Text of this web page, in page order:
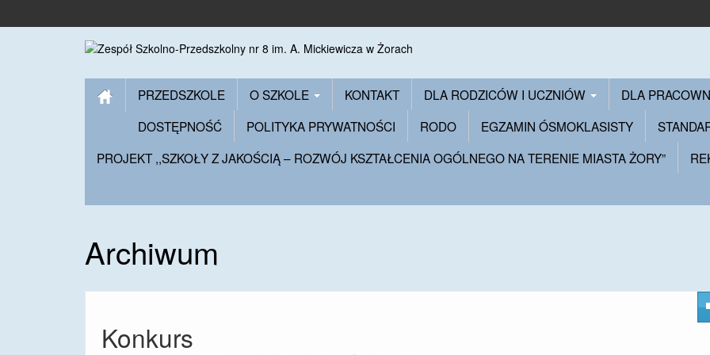
PRZEDSZKOLE O SZKOLE KONTAKT DLA RODZICÓW I UCZNIÓW DLA
DOSTĘPNOŚĆ
POLITYKA PRYWATNOŚCI RODO EGZAMIN ÓSMOKLASISTY
PROJEKT ,,SZKOŁY Z JAKOŚCIĄ – ROZWÓJ KSZTAŁCENIA OGÓLNEGO NA TERENIE MIASTA ŻORY”
Archiwum
Konkurs